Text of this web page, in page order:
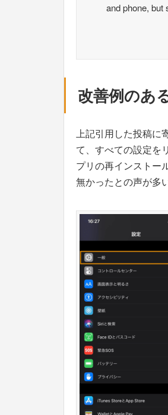
and phone, but
改善例のあ
上記引用した投稿に
て、すべての設定を
プリの再インストー
無かったとの声が多